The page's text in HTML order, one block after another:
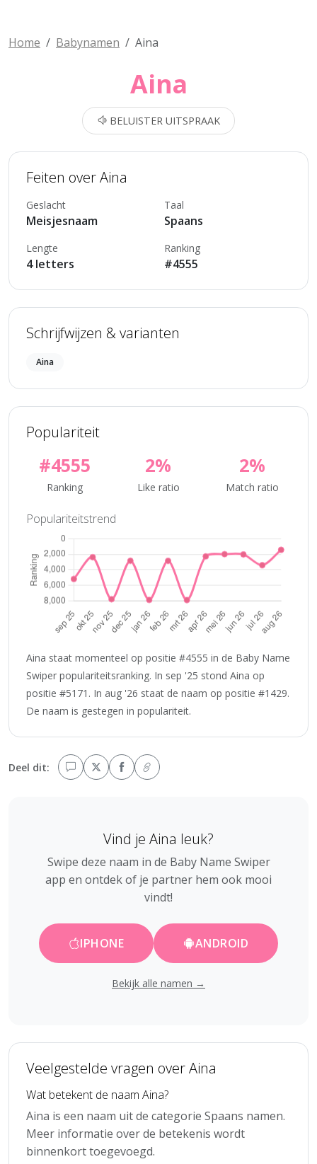
Home Babynamen Aina
Aina
BELUISTER UITSPRAAK
Feiten over Aina
Geslacht
Meisjesnaam
Taal
Spaans
Lengte
4 letters
Ranking
#4555
Schrijfwijzen & varianten
Aina
Populariteit
#4555
Ranking
2%
Like ratio
2%
Match ratio
Populariteitstrend
Aina staat momenteel op positie #4555 in de Baby Name
Swiper populariteitsranking. In sep '25 stond Aina op
positie #5171. In aug '26 staat de naam op positie #1429.
De naam is gestegen in populariteit.
Deel dit:
Vind je Aina leuk?
Swipe deze naam in de Baby Name Swiper
app en ontdek of je partner hem ook mooi
vindt!
IPHONE ANDROID
Bekijk alle namen →
Veelgestelde vragen over Aina
Wat betekent de naam Aina?
Aina is een naam uit de categorie Spaans namen.
Meer informatie over de betekenis wordt
binnenkort toegevoegd.